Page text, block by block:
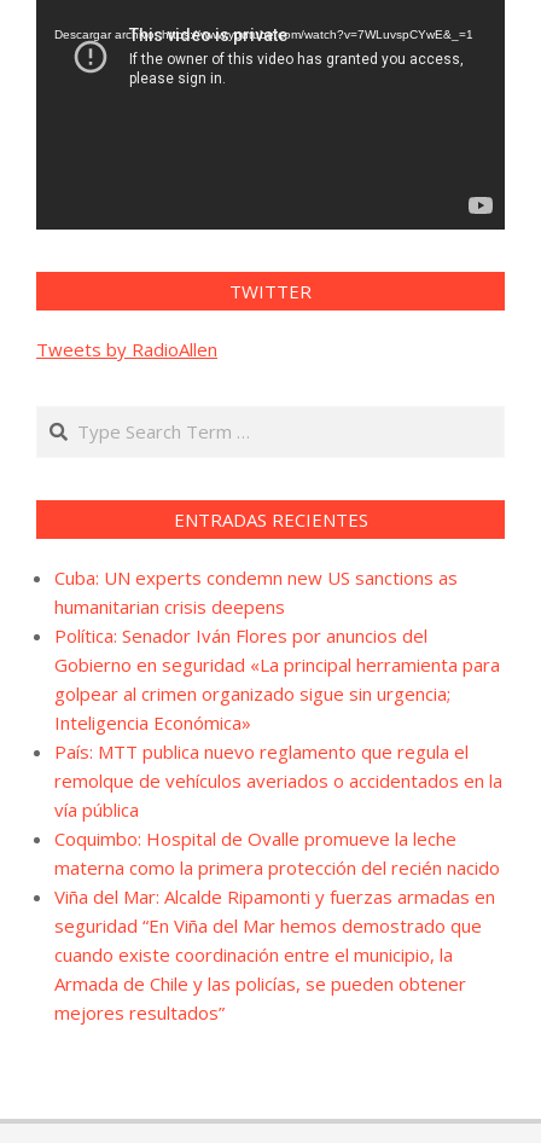
vídeo
Descargar archivo: https://www.youtube.com/watch?v=7WLuvspCYwE&_=1
TWITTER
Tweets by RadioAllen
Search
ENTRADAS RECIENTES
Cuba: UN experts condemn new US sanctions as
humanitarian crisis deepens
Política: Senador Iván Flores por anuncios del
Gobierno en seguridad «La principal herramienta para
golpear al crimen organizado sigue sin urgencia;
Inteligencia Económica»
País: MTT publica nuevo reglamento que regula el
remolque de vehículos averiados o accidentados en la
vía pública
Coquimbo: Hospital de Ovalle promueve la leche
materna como la primera protección del recién nacido
Viña del Mar: Alcalde Ripamonti y fuerzas armadas en
seguridad “En Viña del Mar hemos demostrado que
cuando existe coordinación entre el municipio, la
Armada de Chile y las policías, se pueden obtener
mejores resultados”